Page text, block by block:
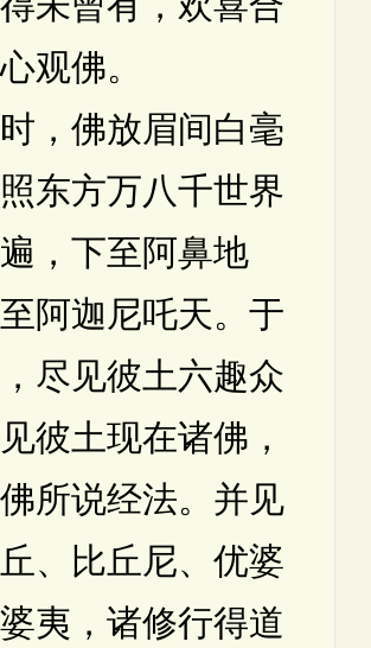
观佛。
佛放眉间白毫
东方万八千世界
，下至阿鼻地
阿迦尼吒天。于
尽见彼土六趣众
彼土现在诸佛，
所说经法。并见
、比丘尼、优婆
夷，诸修行得道